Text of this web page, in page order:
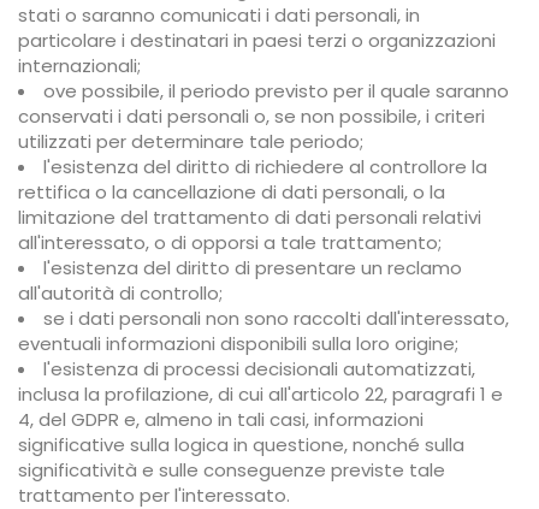
stati o saranno comunicati i dati personali, in
particolare i destinatari in paesi terzi o organizzazioni
internazionali;
ove possibile, il periodo previsto per il quale saranno
conservati i dati personali o, se non possibile, i criteri
utilizzati per determinare tale periodo;
l'esistenza del diritto di richiedere al controllore la
rettifica o la cancellazione di dati personali, o la
limitazione del trattamento di dati personali relativi
all'interessato, o di opporsi a tale trattamento;
l'esistenza del diritto di presentare un reclamo
all'autorità di controllo;
se i dati personali non sono raccolti dall'interessato,
eventuali informazioni disponibili sulla loro origine;
l'esistenza di processi decisionali automatizzati,
inclusa la profilazione, di cui all'articolo 22, paragrafi 1 e
4, del GDPR e, almeno in tali casi, informazioni
significative sulla logica in questione, nonché sulla
significatività e sulle conseguenze previste tale
trattamento per l'interessato.